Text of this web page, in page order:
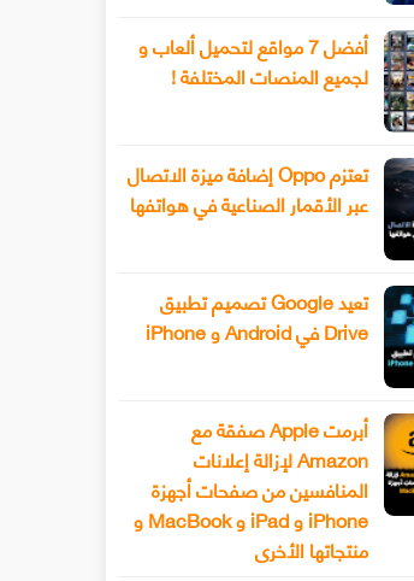
أفضل 7 مواقع لتحميل ألعاب و
لجميع المنصات المختلفة !
تعتزم Oppo إضافة ميزة الاتصال
عبر الأقمار الصناعية في هواتفها
تعيد Google تصميم تطبيق
Drive في Android و iPhone
أبرمت Apple صفقة مع
Amazon لإزالة إعلانات
المنافسين من صفحات أجهزة
iPhone و iPad و MacBook و
منتجاتها الأخرى